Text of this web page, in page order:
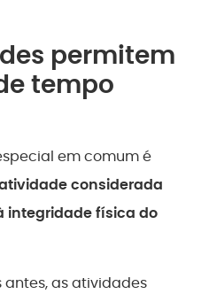
permitem
tempo
em comum é
considerada
integridade física do
as atividades